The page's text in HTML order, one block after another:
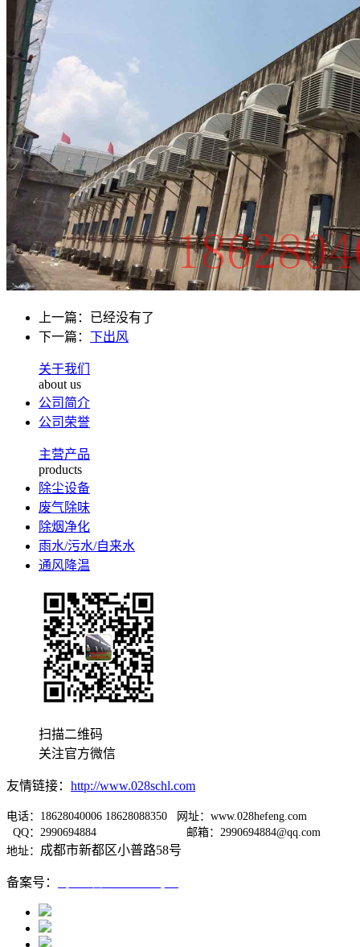
上一篇：已经没有了
下一篇： 下出风
关于我们
about us
公司简介
公司荣誉
主营产品
products
除尘设备
废气除味
除烟净化
雨水/污水/自来水
通风降温
扫描二维码
关注官方微信
友情链接： http://www.028schl.com
电话：18628040006 18628088350 网址：www.028hefeng.com
QQ：2990694884
邮箱：2990694884@qq.com
地址： 成都市新都区小普路58号
备案号：